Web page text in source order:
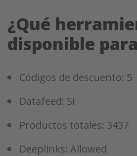
¿Qué
disponible
Códigos de descuento: 5
Datafeed: Si
Productos totales: 3437
Deeplinks: Allowed